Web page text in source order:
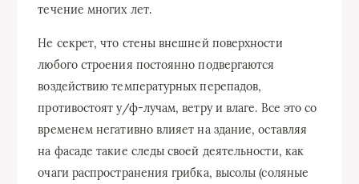
течение многих лет.
Не секрет, что стены внешней поверхности
любого строения постоянно подвергаются
воздействию температурных перепадов,
противостоят у/ф-лучам, ветру и влаге. Все это со
временем негативно влияет на здание, оставляя
на фасаде такие следы своей деятельности, как
очаги распространения грибка, высолы (соляные